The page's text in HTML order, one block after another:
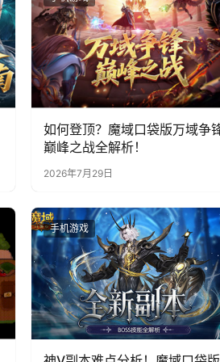
如何登顶？魔域口袋版万域争
巅峰之战全解析！
2026年7月29日
手机游戏